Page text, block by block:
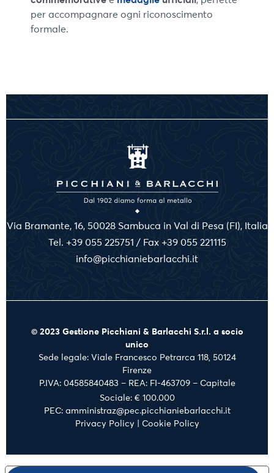
per accompagnare ogni riconoscimento
formale.
Via Bramante, 16, 50028 Sambuca in Val di Pesa (FI), Italia
Tel. +39 055 225751 / Fax +39 055 221115
info@picchianiebarlacchi.it
© 2023 Gestione Picchiani & Barlacchi S.r.l. a socio
unico
Sede legale: Viale Francesco Petrarca 118, 50124
Firenze
P.IVA: 04585840483 – REA: FI-463709 – Capitale
Sociale: € 100.000
PEC: amministraz@pec.picchianiebarlacchi.it
Privacy Policy
Cookie Policy